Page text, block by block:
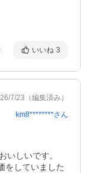
いいね 3
7/23 （編集済み）
km8********さん
いしいです。
をしていました